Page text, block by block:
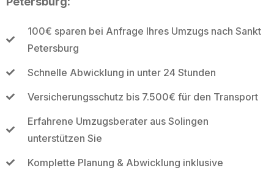
100€ sparen bei Anfrage Ihres Umzugs nach Sankt
Petersburg
Schnelle Abwicklung in unter 24 Stunden
Versicherungsschutz bis 7.500€ für den Transport
Erfahrene Umzugsberater aus Solingen
unterstützen Sie
Komplette Planung & Abwicklung inklusive